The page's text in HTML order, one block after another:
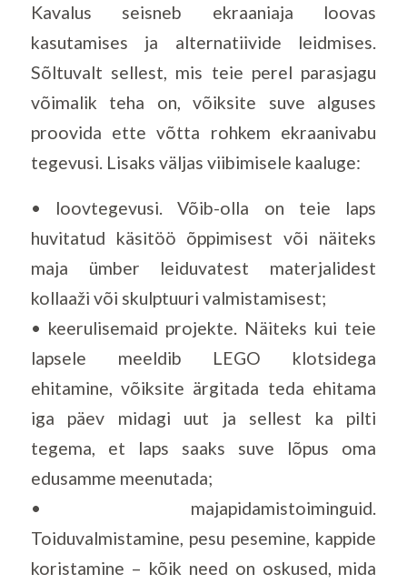
Kavalus seisneb ekraaniaja loovas
kasutamises ja alternatiivide leidmises.
Sõltuvalt sellest, mis teie perel parasjagu
võimalik teha on, võiksite suve alguses
proovida ette võtta rohkem ekraanivabu
tegevusi. Lisaks väljas viibimisele kaaluge:
• loovtegevusi. Võib-olla on teie laps
huvitatud käsitöö õppimisest või näiteks
maja ümber leiduvatest materjalidest
kollaaži või skulptuuri valmistamisest;
• keerulisemaid projekte. Näiteks kui teie
lapsele meeldib LEGO klotsidega
ehitamine, võiksite ärgitada teda ehitama
iga päev midagi uut ja sellest ka pilti
tegema, et laps saaks suve lõpus oma
edusamme meenutada;
• majapidamistoiminguid.
Toiduvalmistamine, pesu pesemine, kappide
koristamine – kõik need on oskused, mida